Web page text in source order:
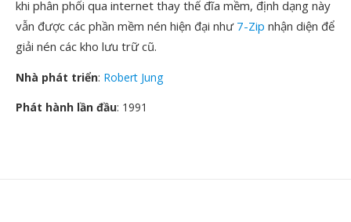
khi phân phối qua internet thay thế đĩa mềm, định dạng này
vẫn được các phần mềm nén hiện đại như 7-Zip nhận diện để
giải nén các kho lưu trữ cũ.
Nhà phát triển: Robert Jung
Phát hành lần đầu: 1991